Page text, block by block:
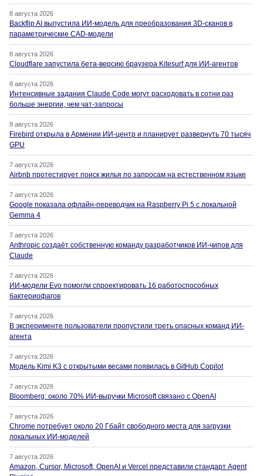
8 августа 2026
Backflip AI выпустила ИИ-модель для преобразования 3D-сканов в
параметрические CAD-модели
8 августа 2026
Cloudflare запустила бета-версию браузера Kitesurf для ИИ-агентов
8 августа 2026
Интенсивные задания Claude Code могут расходовать в сотни раз
больше энергии, чем чат-запросы
8 августа 2026
Firebird открыла в Армении ИИ-центр и планирует развернуть 70 тысяч
GPU
7 августа 2026
Airbnb протестирует поиск жилья по запросам на естественном языке
7 августа 2026
Google показала офлайн-переводчик на Raspberry Pi 5 с локальной
Gemma 4
7 августа 2026
Anthropic создаёт собственную команду разработчиков ИИ-чипов для
Claude
7 августа 2026
ИИ-модели Evo помогли спроектировать 16 работоспособных
бактериофагов
7 августа 2026
В эксперименте пользователи пропустили треть опасных команд ИИ-
агента
7 августа 2026
Модель Kimi K3 с открытыми весами появилась в GitHub Copilot
7 августа 2026
Bloomberg: около 70% ИИ-выручки Microsoft связано с OpenAI
7 августа 2026
Chrome потребует около 20 Гбайт свободного места для загрузки
локальных ИИ-моделей
7 августа 2026
Amazon, Cursor, Microsoft, OpenAI и Vercel представили стандарт Agent